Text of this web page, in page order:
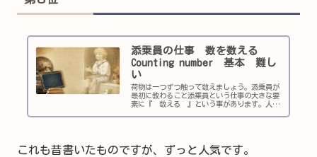
添乗員の仕事 数を数える
Counting number 基本 難し
い
荷物は一つずつ触って数えましょう。添乗員が
最初に教わること添乗員という仕事の大きな要
素に『 数える 』という事があります。人数
これも昔書いたものですが、ずっと人気です。